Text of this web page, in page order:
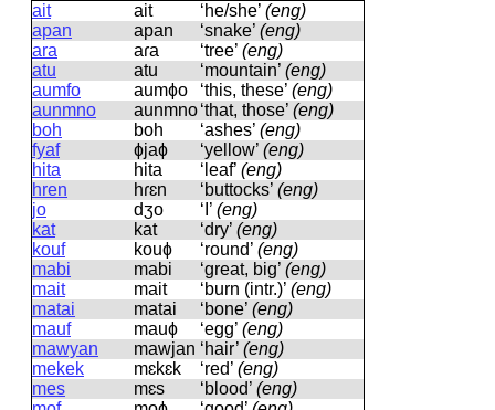
ait
ait ‘he/she’ (eng)
apan
apan ‘snake’ (eng)
ara
aɾa ‘tree’ (eng)
atu
atu ‘mountain’ (eng)
aumfo
aumɸo ‘this, these’ (eng)
aunmno
aunmno‘that, those’ (eng)
boh
boh ‘ashes’ (eng)
fyaf
ɸjaɸ ‘yellow’ (eng)
hita
hita ‘leaf’ (eng)
hren
hɾɛn ‘buttocks’ (eng)
jo
dʒo ‘I’ (eng)
kat
kat ‘dry’ (eng)
kouf
kouɸ ‘round’ (eng)
mabi
mabi ‘great, big’ (eng)
mait
mait ‘burn (intr.)’ (eng)
matai
matai ‘bone’ (eng)
mauf
mauɸ ‘egg’ (eng)
mawyan
mawjan ‘hair’ (eng)
mekek
mɛkɛk ‘red’ (eng)
mes
mɛs ‘blood’ (eng)